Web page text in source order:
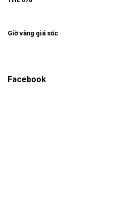
Giờ vàng giá sốc
Facebook